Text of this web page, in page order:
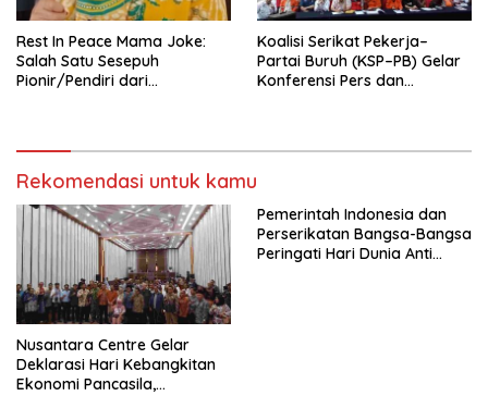
Rest In Peace Mama Joke:
Salah Satu Sesepuh
Pionir/Pendiri dari
Kasih Allah.
Koalisi Serikat Pekerja–
Partai Buruh (KSP–PB) Gelar
Konferensi Pers dan
RUU Ketenagakerjaan Baru.
Rekomendasi untuk kamu
Nusantara Centre Gelar
Deklarasi Hari Kebangkitan
Ekonomi Pancasila,
Pemerintah Indonesia dan
Perserikatan Bangsa-Bangsa
Peringati Hari Dunia Anti